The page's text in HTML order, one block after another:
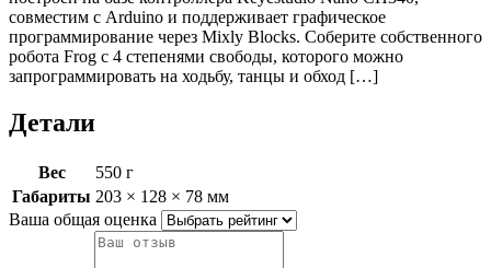
совместим с Arduino и поддерживает графическое
программирование через Mixly Blocks. Соберите собственного
робота Frog с 4 степенями свободы, которого можно
запрограммировать на ходьбу, танцы и обход […]
Детали
Вес
550 г
Габариты 203 × 128 × 78 мм
Ваша общая оценка